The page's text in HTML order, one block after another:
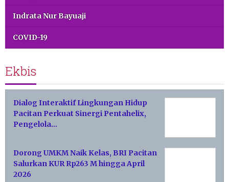
Indrata Nur Bayuaji
COVID-19
Ekbis
Dialog Interaktif Lingkungan Hidup
Pacitan Perkuat Sinergi Pentahelix,
Pengelola…
Dorong UMKM Naik Kelas, BRI Pacitan
Salurkan KUR Rp263 M hingga April
2026